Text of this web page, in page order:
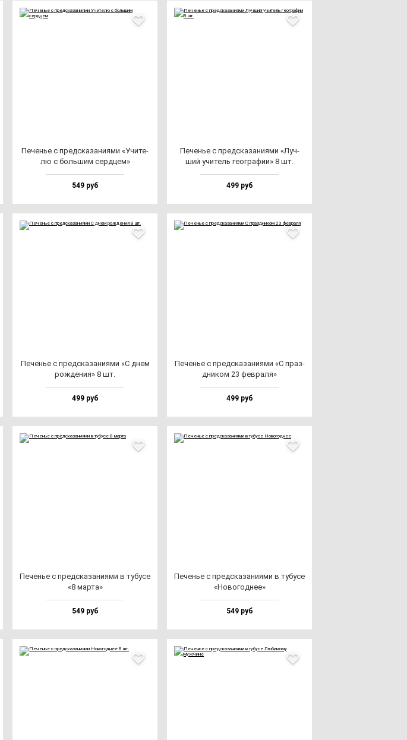
Печенье с пред­ска­за­ни­ями «Учи­те­
лю с боль­шим сер­дцем»
549 руб
Печенье с пред­ска­за­ни­ями «Луч­
ший учи­тель ге­ог­ра­фии» 8 шт.
499 руб
Печенье с пред­ска­за­ни­ями «С днем
рож­де­ния» 8 шт.
499 руб
Печенье с пред­ска­за­ни­ями «С праз­
дни­ком 23 фев­ра­ля»
499 руб
Печенье с пред­ска­за­ни­ями в ту­бу­се
«8 мар­та»
549 руб
Печенье с пред­ска­за­ни­ями в ту­бу­се
«Ново­год­нее»
549 руб